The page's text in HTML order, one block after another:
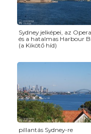
Sydney jelképei, az
és a hatalmas Harbour
(a Kikötő híd)
pillantás Sydney-re